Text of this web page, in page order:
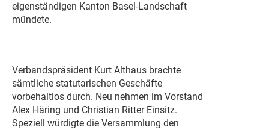
eigenständigen Kanton Basel-Landschaft
mündete.
Verbandspräsident Kurt Althaus brachte
sämtliche statutarischen Geschäfte
vorbehaltlos durch. Neu nehmen im Vorstand
Alex Häring und Christian Ritter Einsitz.
Speziell würdigte die Versammlung den